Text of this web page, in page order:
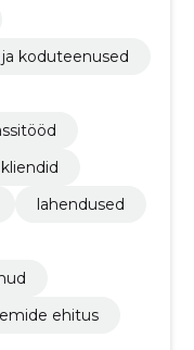
ja koduteenused
kliendid
lahendused
ehitus